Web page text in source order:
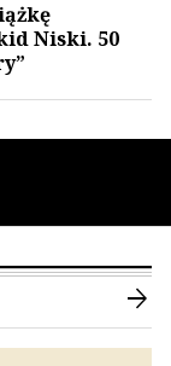
Niski. 50
arrow_forward